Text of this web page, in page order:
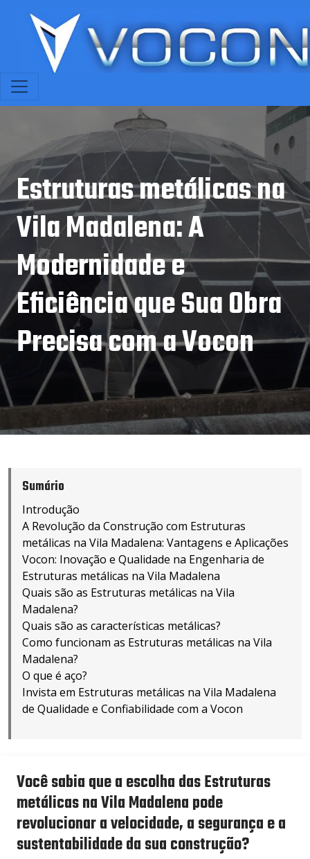
Estruturas metálicas na
Vila Madalena: A
Modernidade e
Eficiência que Sua Obra
Precisa com a Vocon
Sumário
Introdução
A Revolução da Construção com Estruturas
metálicas na Vila Madalena: Vantagens e Aplicações
Vocon: Inovação e Qualidade na Engenharia de
Estruturas metálicas na Vila Madalena
Quais são as Estruturas metálicas na Vila
Madalena?
Quais são as características metálicas?
Como funcionam as Estruturas metálicas na Vila
Madalena?
O que é aço?
Invista em Estruturas metálicas na Vila Madalena
de Qualidade e Confiabilidade com a Vocon
Você sabia que a escolha das Estruturas
metálicas na Vila Madalena pode
revolucionar a velocidade, a segurança e a
sustentabilidade da sua construção?